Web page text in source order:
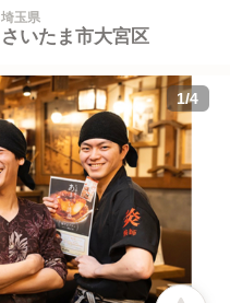
埼玉県
さいたま市大宮区
1/4